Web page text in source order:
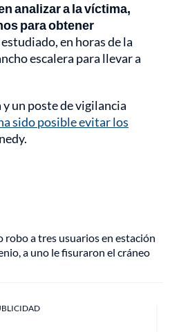
analizar a la víctima,
para obtener
en horas de la
escalera para llevar a
y un poste de vigilancia
sido posible evitar los
robo a tres usuarios en estación
a uno le fisuraron el cráneo